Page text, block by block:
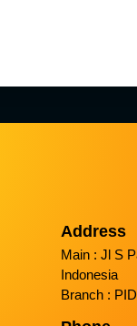
Address
Main : Jl S
Indonesia
Branch :